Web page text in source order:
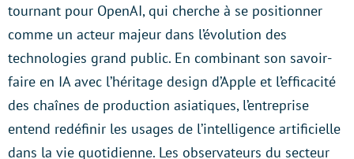
tournant pour OpenAI, qui cherche à se positionner
comme un acteur majeur dans l’évolution des
technologies grand public. En combinant son savoir-
faire en IA avec l’héritage design d’Apple et l’efficacité
des chaînes de production asiatiques, l’entreprise
entend redéfinir les usages de l’intelligence artificielle
dans la vie quotidienne. Les observateurs du secteur